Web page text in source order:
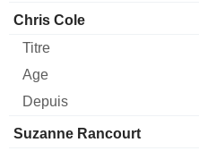
Chris Cole
Suzanne Rancourt